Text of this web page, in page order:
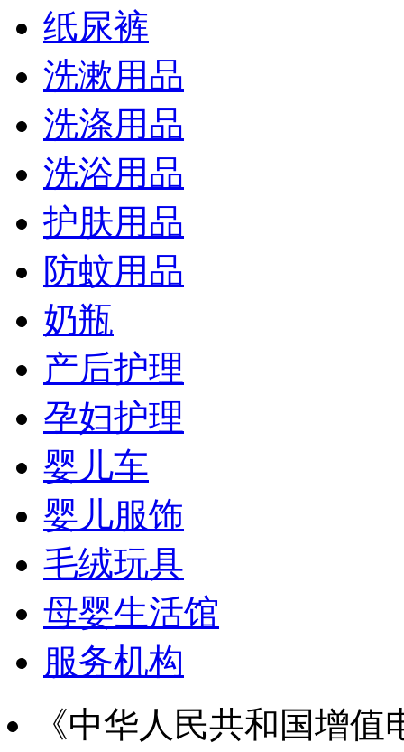
纸尿裤
洗漱用品
洗涤用品
洗浴用品
护肤用品
防蚊用品
奶瓶
产后护理
孕妇护理
婴儿车
婴儿服饰
毛绒玩具
母婴生活馆
服务机构
《中华人民共和国增